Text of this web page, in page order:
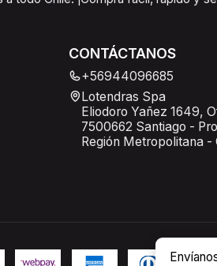
CONTÁCTANOS
+56944096685
Lotendras Spa
Eliodoro Yañez 1649,
7500662 Santiago -
Región Metropolitana -